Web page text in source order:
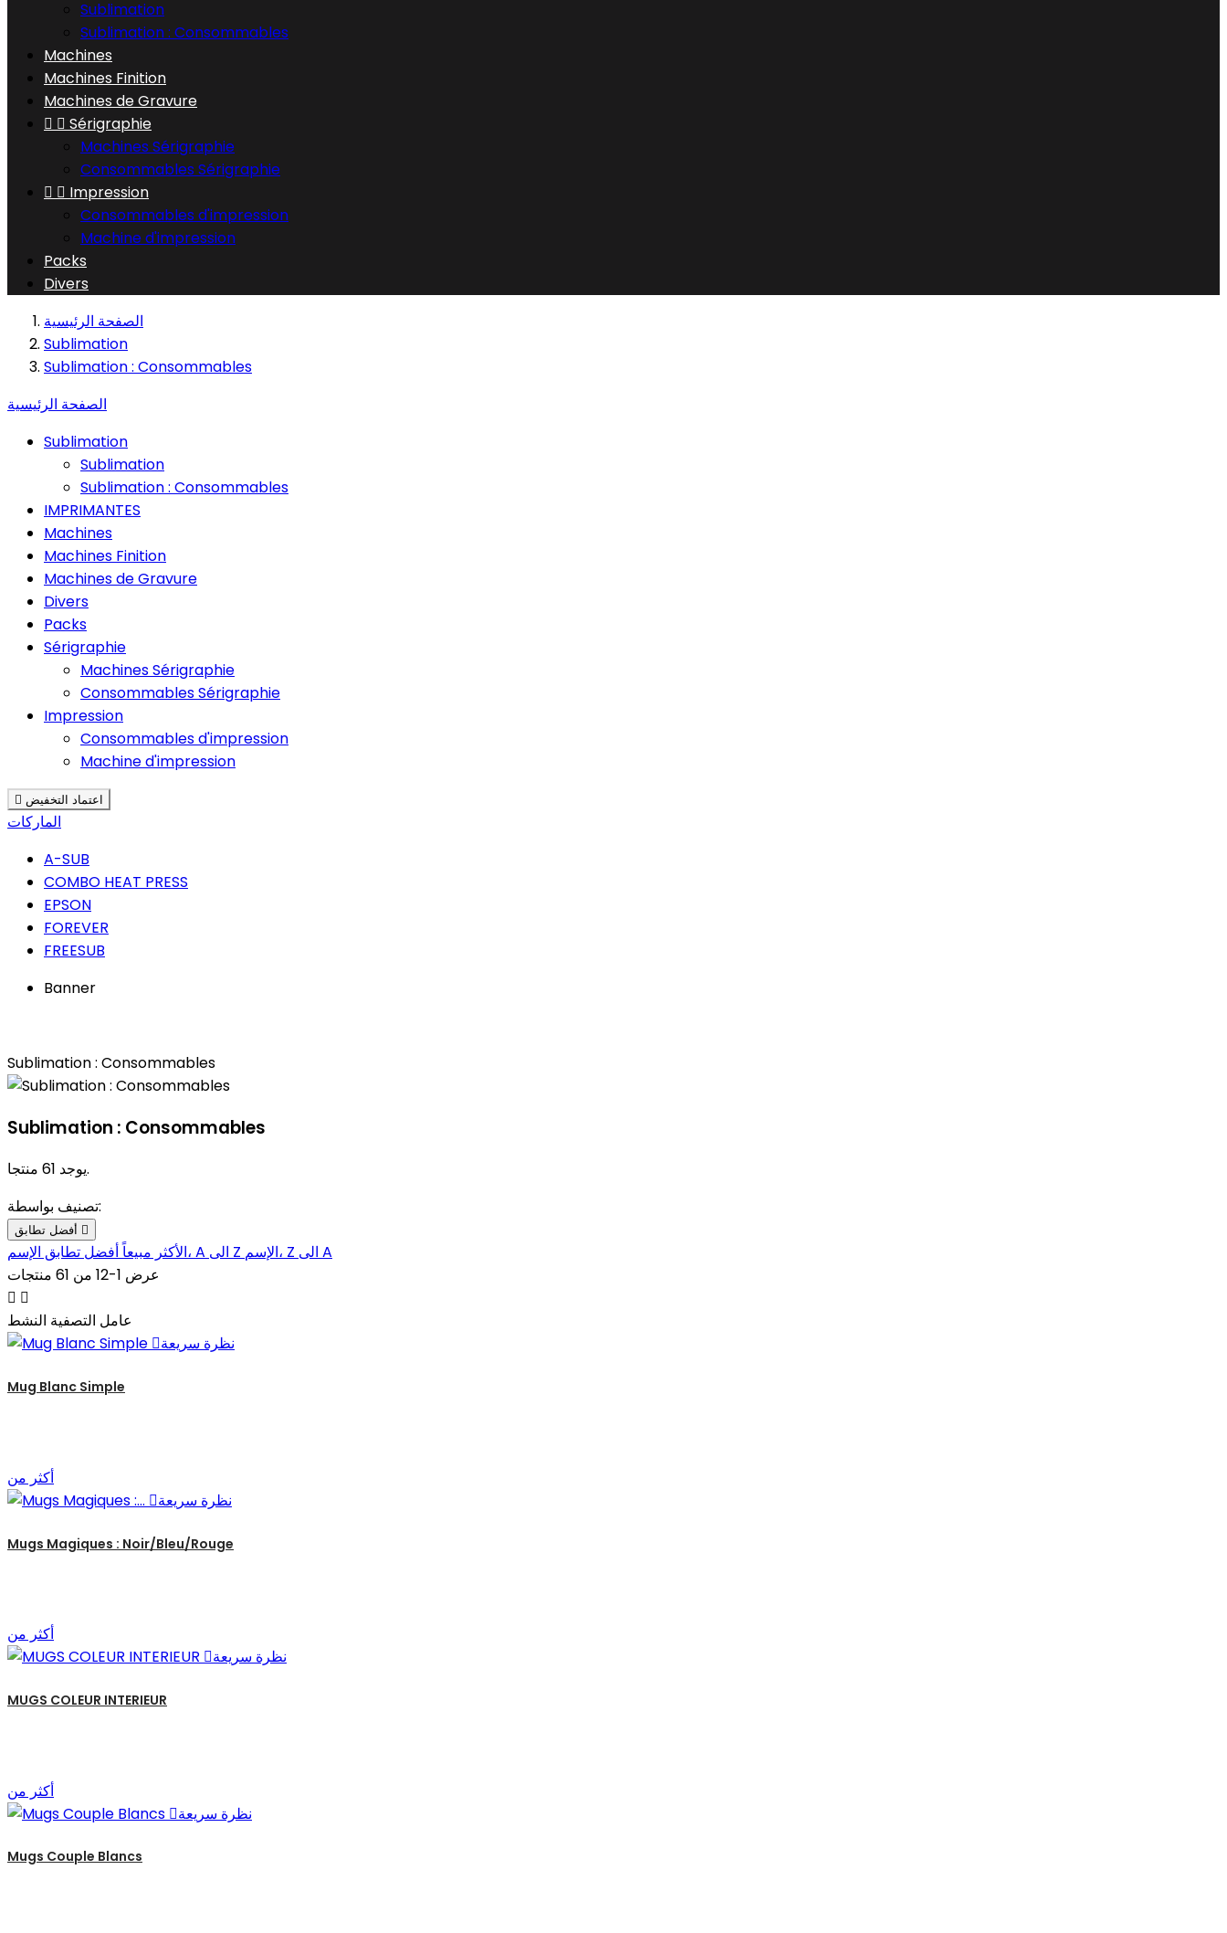
Sublimation
Sublimation : Consommables
Machines
Machines Finition
Machines de Gravure
  Sérigraphie
Machines Sérigraphie
Consommables Sérigraphie
  Impression
Consommables d'impression
Machine d'impression
Packs
Divers
الصفحة الرئيسية
Sublimation
Sublimation : Consommables
الصفحة الرئيسية
Sublimation
Sublimation
Sublimation : Consommables
IMPRIMANTES
Machines
Machines Finition
Machines de Gravure
Divers
Packs
Sérigraphie
Machines Sérigraphie
Consommables Sérigraphie
Impression
Consommables d'impression
Machine d'impression
 اعتماد التخفيض
الماركات
A-SUB
COMBO HEAT PRESS
EPSON
FOREVER
FREESUB
Banner
Sublimation : Consommables
Sublimation : Consommables
يوجد 61 منتجا.
تصنيف بواسطة:

الأكثر مبيعاًأفضل تطابق الإسم، A الى Z
الإسم، Z الى A
عرض 1-12 من 61 منتجات
 
عامل التصفية النشط
نظرة سريعة
Mug Blanc Simple
أكثر من
نظرة سريعة
Mugs Magiques : Noir/Bleu/Rouge
أكثر من
نظرة سريعة
MUGS COLEUR INTERIEUR
أكثر من
نظرة سريعة
Mugs Couple Blancs